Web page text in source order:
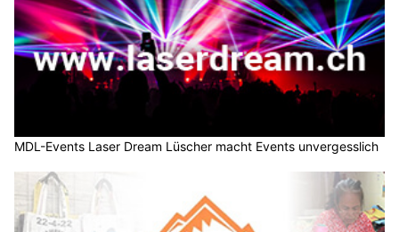
MDL-Events Laser Dream Lüscher macht Events unvergesslich